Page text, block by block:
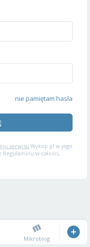
nie pamiętam hasła
serwisu Wykop.pl w jego
w całości,
Mikroblog